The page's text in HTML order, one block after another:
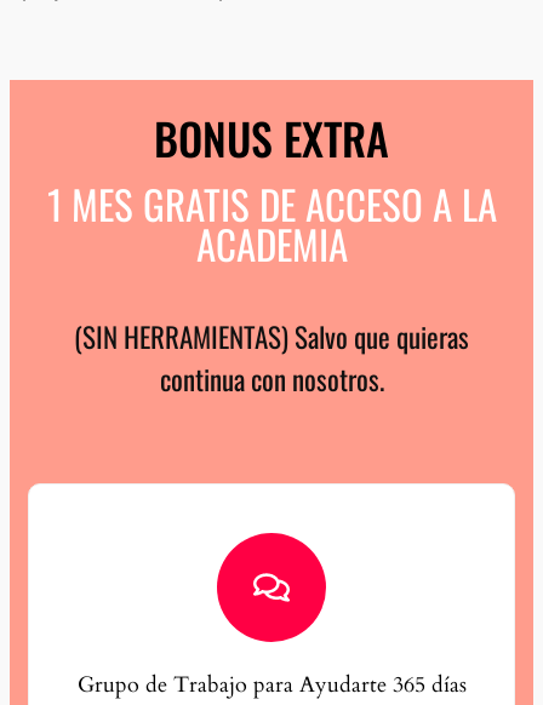
BONUS EXTRA
1 MES GRATIS DE ACCESO A LA
ACADEMIA
(SIN HERRAMIENTAS) Salvo que quieras
continua con nosotros.
Grupo de Trabajo para Ayudarte 365 días